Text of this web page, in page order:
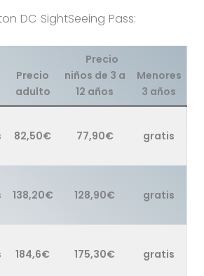
DC SightSeeing Pass:
Precio
adulto
Precio
niños de 3 a
12 años
Menores
3 años
82,50€ 77,90€ gratis
138,20€ 128,90€ gratis
184,6€ 175,30€ gratis